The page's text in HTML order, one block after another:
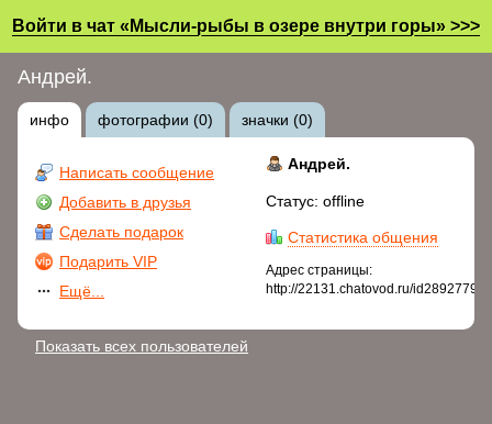
Войти в чат «Мысли-рыбы в озере внутри горы» >>>
Андрей.
инфо фотографии (0) значки (0)
Написать сообщение
Добавить в друзья
Сделать подарок
Подарить VIP
Ещё...
Андрей.
Статус: offline
Статистика общения
Адрес страницы:
http://22131.chatovod.ru/id2892779
Показать всех пользователей